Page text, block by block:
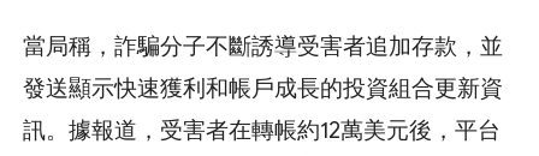
當局稱，詐騙分子不斷誘導受害者追加存款，並
發送顯示快速獲利和帳戶成長的投資組合更新資
訊。據報道，受害者在轉帳約12萬美元後，平台